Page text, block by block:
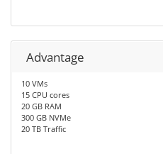
Advantage
10 VMs
15 CPU cores
20 GB RAM
300 GB NVMe
20 TB Traffic